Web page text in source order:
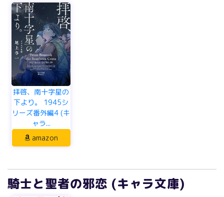
拝啓、南十字星の
下より。 1945シ
リーズ番外編4 (キ
ャラ...
amazon
騎士と聖者の邪恋 (キャラ文庫)